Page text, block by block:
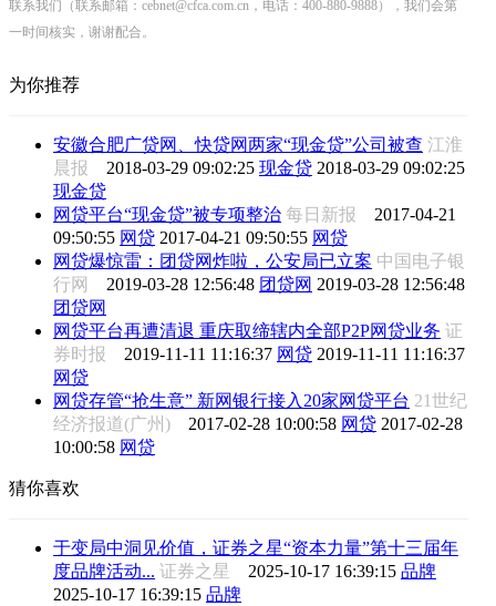
联系我们（联系邮箱：cebnet@cfca.com.cn，电话：400-880-9888），我们会第
一时间核实，谢谢配合。
为你推荐
安徽合肥广贷网、快贷网两家“现金贷”公司被查 江淮
晨报 2018-03-29 09:02:25 现金贷 2018-03-29 09:02:25
现金贷
网贷平台“现金贷”被专项整治 每日新报 2017-04-21
09:50:55 网贷 2017-04-21 09:50:55 网贷
网贷爆惊雷：团贷网炸啦，公安局已立案 中国电子银
行网 2019-03-28 12:56:48 团贷网 2019-03-28 12:56:48
团贷网
网贷平台再遭清退 重庆取缔辖内全部P2P网贷业务 证
券时报 2019-11-11 11:16:37 网贷 2019-11-11 11:16:37
网贷
网贷存管“抢生意” 新网银行接入20家网贷平台 21世纪
经济报道(广州) 2017-02-28 10:00:58 网贷 2017-02-28
10:00:58 网贷
猜你喜欢
于变局中洞见价值，证券之星“资本力量”第十三届年
度品牌活动... 证券之星 2025-10-17 16:39:15 品牌
2025-10-17 16:39:15 品牌